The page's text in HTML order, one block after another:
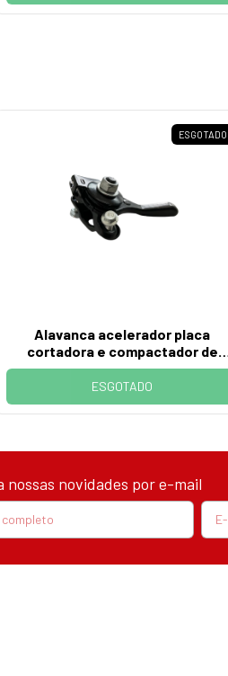
ESGOTADO
Alavanca acelerador placa
cortadora e compactador de
solo
ESGOTADO
nossas novidades por e-mail